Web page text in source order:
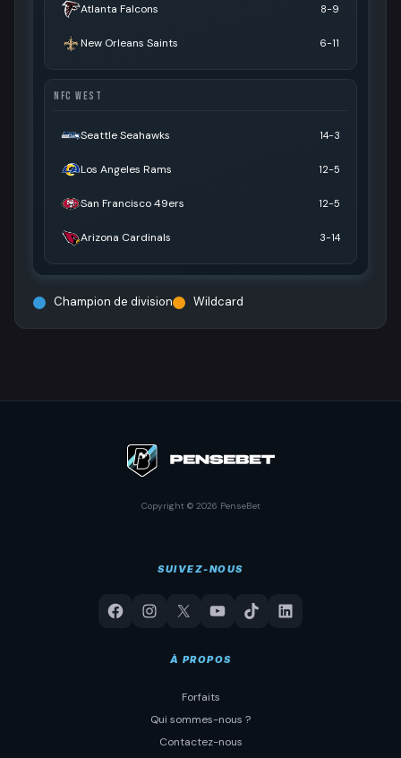
Atlanta Falcons 8-9
New Orleans Saints 6-11
NFC WEST
Seattle Seahawks 14-3
Los Angeles Rams 12-5
San Francisco 49ers 12-5
Arizona Cardinals 3-14
Champion de division Wildcard
Copyright © 2026 PenseBet
SUIVEZ-NOUS
À PROPOS
Forfaits
Qui sommes-nous ?
Contactez-nous